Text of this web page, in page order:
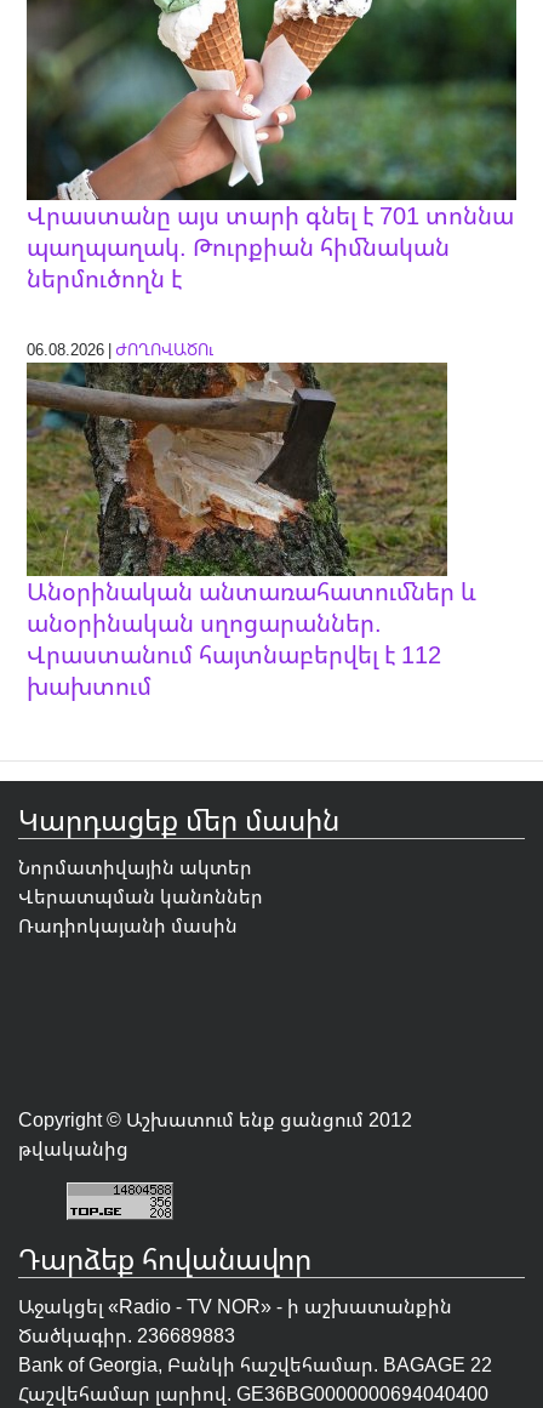
Վրաստանը այս տարի գնել է 701 տոննա
պաղպաղակ. Թուրքիան հիմնական
ներմուծողն է
06.08.2026 |ԺՈՂՈՎԱԾՈւ
Անօրինական անտառահատումներ և
անօրինական սղոցարաններ.
Վրաստանում հայտնաբերվել է 112
խախտում
Կարդացեք մեր մասին
Նորմատիվային ակտեր
Վերատպման կանոններ
Ռադիոկայանի մասին
Copyright © Աշխատում ենք ցանցում 2012
թվականից
Դարձեք հովանավոր
Աջակցել «Radio - TV NOR» - ի աշխատանքին
Ծածկագիր. 236689883
Bank of Georgia, Բանկի հաշվեհամար. BAGAGE 22
Հաշվեհամար լարիով. GE36BG0000000694040400